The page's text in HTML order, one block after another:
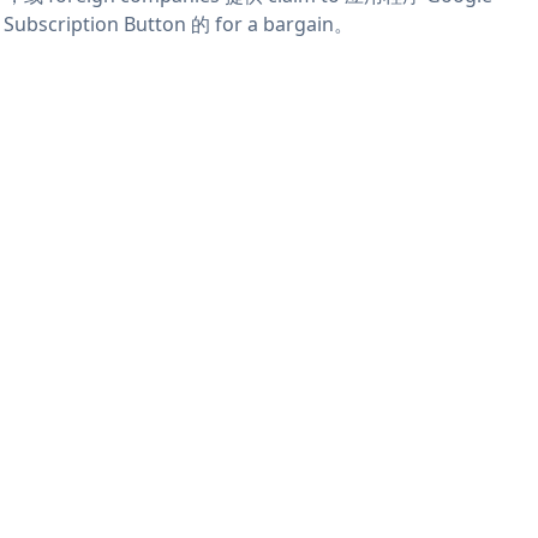
Subscription Button 的 for a bargain。